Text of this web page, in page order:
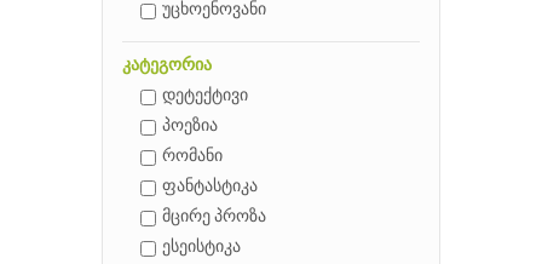
უცხოენოვანი
კატეგორია
დეტექტივი
პოეზია
რომანი
ფანტასტიკა
მცირე პროზა
ესეისტიკა